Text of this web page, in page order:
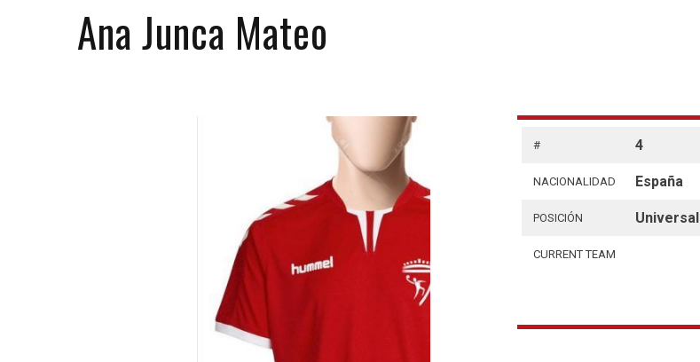
Ana Junca Mateo
# 4
NACIONALIDAD España
POSICIÓN Universal
CURRENT TEAM